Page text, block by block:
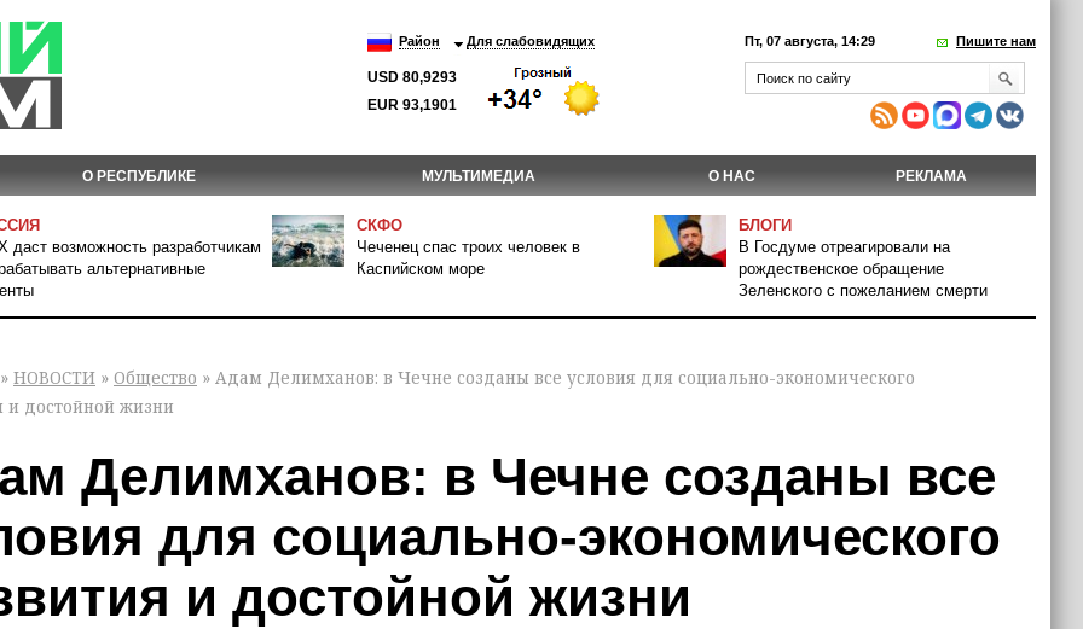
Район Для слабовидящих
USD 80,9293
EUR 93,1901
Пт, 07 августа, 14:29 Пишите нам
О РЕСПУБЛИКЕ МУЛЬТИМЕДИА О НАС РЕКЛАМА
даст возможность разработчикам
альтернативные
СКФО
Чеченец спас троих человек в
Каспийском море
БЛОГИ
В Госдуме отреагировали на
рождественское обращение
Зеленского с пожеланием смерти
» НОВОСТИ » Общество » Адам Делимханов: в Чечне созданы все условия для социально-экономического
и достойной жизни
Делимханов: в Чечне созданы все
для социально-экономического
и достойной жизни